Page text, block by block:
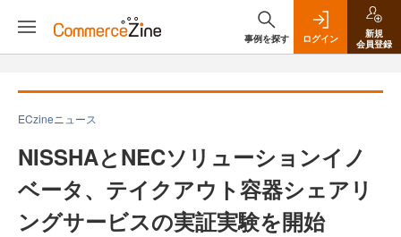
事例を探す ログイン
新規
会員登録
ECzineニュース
NISSHAとNECソリューションイノ
ベータ、テイクアウト容器シェアリ
ングサービスの実証実験を開始